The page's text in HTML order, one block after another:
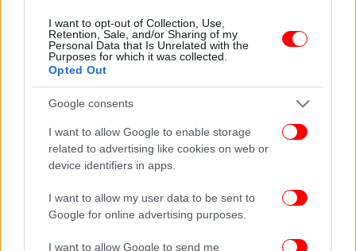
I want to opt-out of Collection, Use,
Retention, Sale, and/or Sharing of my
Personal Data that Is Unrelated with the
Purposes for which it was collected.
Opted Out
Google consents
I want to allow Google to enable storage
related to advertising like cookies on web or
device identifiers in apps.
I want to allow my user data to be sent to
Google for online advertising purposes.
I want to allow Google to send me
σε μια κατάσταση όπου τέτοια κριτήρια θα
καθίστανται απαραίτητα. Ο Τζό Μπάιντεν
συμφωνεί, γράφοντας στο Twitter: «Δεν θα πρέπει